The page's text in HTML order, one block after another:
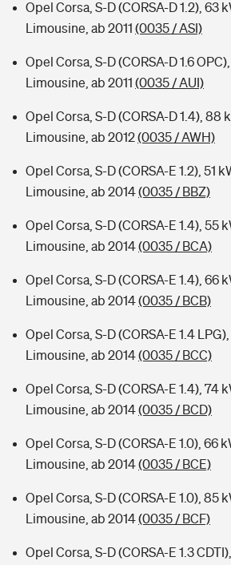
Opel Corsa, S-D (CORSA-D 1.2), 63
Limousine, ab 2011 (0035 / ASI)
Opel Corsa, S-D (CORSA-D 1.6
Limousine, ab 2011 (0035 / AUI)
Opel Corsa, S-D (CORSA-D 1.4), 88
Limousine, ab 2012(0035 / AWH)
Opel Corsa, S-D (CORSA-E 1.2), 51
Limousine, ab 2014(0035 / BBZ)
Opel Corsa, S-D (CORSA-E 1.4), 55
Limousine, ab 2014(0035 / BCA)
Opel Corsa, S-D (CORSA-E 1.4), 66
Limousine, ab 2014(0035 / BCB)
Opel Corsa, S-D (CORSA-E 1.4
Limousine, ab 2014(0035 / BCC)
Opel Corsa, S-D (CORSA-E 1.4), 74
Limousine, ab 2014(0035 / BCD)
Opel Corsa, S-D (CORSA-E 1.0), 66
Limousine, ab 2014(0035 / BCE)
Opel Corsa, S-D (CORSA-E 1.0), 85
Limousine, ab 2014(0035 / BCF)
Opel Corsa, S-D (CORSA-E 1.3